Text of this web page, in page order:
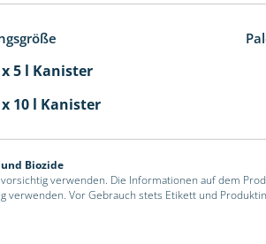
5 l Kanister
10 l Kanister
Biozide
verwenden. Die Informationen auf dem
verwenden. Vor Gebrauch stets Etikett und